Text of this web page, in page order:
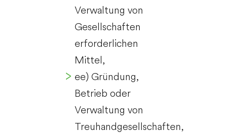
Verwaltung von
Gesellschaften
erforderlichen
Mittel,
ee) Gründung,
Betrieb oder
Verwaltung von
Treuhandgesellschaften,